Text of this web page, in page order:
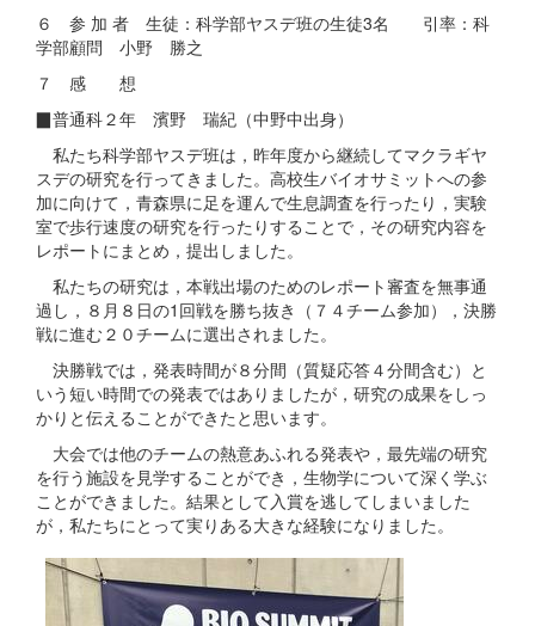
６ 参 加 者 生徒：科学部ヤスデ班の生徒3名 引率：科
学部顧問 小野 勝之
７ 感 想
▉普通科２年 濱野 瑞紀（中野中出身）
私たち科学部ヤスデ班は，昨年度から継続してマクラギヤ
スデの研究を行ってきました。高校生バイオサミットへの参
加に向けて，青森県に足を運んで生息調査を行ったり，実験
室で歩行速度の研究を行ったりすることで，その研究内容を
レポートにまとめ，提出しました。
私たちの研究は，本戦出場のためのレポート審査を無事通
過し，８月８日の1回戦を勝ち抜き（７４チーム参加），決勝
戦に進む２０チームに選出されました。
決勝戦では，発表時間が８分間（質疑応答４分間含む）と
いう短い時間での発表ではありましたが，研究の成果をしっ
かりと伝えることができたと思います。
大会では他のチームの熱意あふれる発表や，最先端の研究
を行う施設を見学することができ，生物学について深く学ぶ
ことができました。結果として入賞を逃してしまいました
が，私たちにとって実りある大きな経験になりました。